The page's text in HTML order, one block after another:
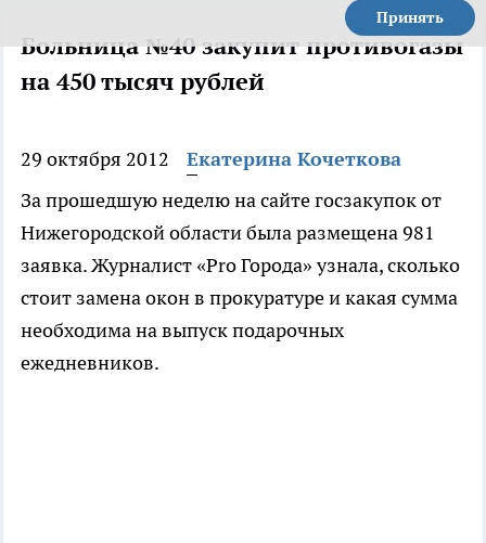
Принять
Больница №40 закупит противогазы
на 450 тысяч рублей
29 октября 2012
Екатерина Кочеткова
За прошедшую неделю на сайте госзакупок от
Нижегородской области была размещена 981
заявка. Журналист «Pro Города» узнала, сколько
стоит замена окон в прокуратуре и какая сумма
необходима на выпуск подарочных
ежедневников.